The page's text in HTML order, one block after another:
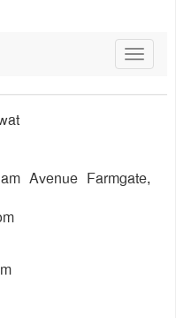
Toggle
Avenue Farmgate,